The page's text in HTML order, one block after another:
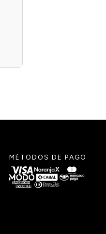
MÉTODOS DE PAGO